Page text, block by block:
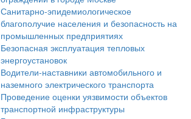
Санитарно-эпидемиологическое
благополучие населения и безопасность на
промышленных предприятиях
Безопасная эксплуатация тепловых
энергоустановок
Водители-наставники автомобильного и
наземного электрического транспорта
Проведение оценки уязвимости объектов
транспортной инфраструктуры